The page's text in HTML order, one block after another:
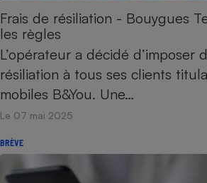
Frais de résiliation - Bouygues
les règles
L’opérateur a décidé d’imposer
résiliation à tous ses clients
mobiles B&You. Une…
Le 07 mai 2025
BRÈVE